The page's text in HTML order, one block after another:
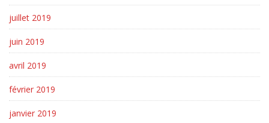
juillet 2019
juin 2019
avril 2019
février 2019
janvier 2019